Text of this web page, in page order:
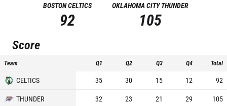
BOSTON CELTICS
92
OKLAHOMA CITY THUNDER
105
Score
Team Q1 Q2 Q3 Q4 Total
CELTICS 35 30 15 12
92
THUNDER
32 23 21 29 105